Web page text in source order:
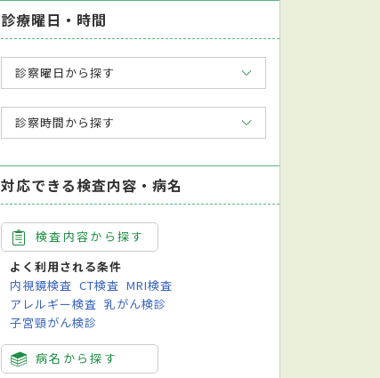
診療曜日・時間
診察曜日から探す
診察時間から探す
対応できる検査内容・病名
検査内容から探す
よく利用される条件
内視鏡検査 CT検査 MRI検査
アレルギー検査 乳がん検診
子宮頸がん検診
病名から探す